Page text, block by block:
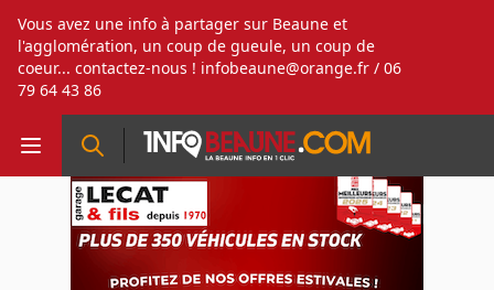
Vous avez une info à partager sur Beaune et
l'agglomération, un coup de gueule, un coup de
coeur... contactez-nous ! infobeaune@orange.fr / 06
79 64 43 86